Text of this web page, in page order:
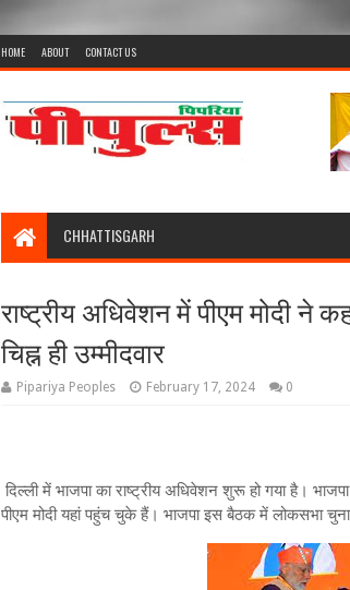
HOME ABOUT CONTACT US
CHHATTISGARH
राष्ट्रीय अधिवेशन में पीएम मोदी ने
चिह्न ही उम्मीदवार
Pipariya Peoples February 17, 2024 0
दिल्ली में भाजपा का राष्ट्रीय अधिवेशन शुरू हो गया है।
पीएम मोदी यहां पहुंच चुके हैं। भाजपा इस बैठक में लोकसभा